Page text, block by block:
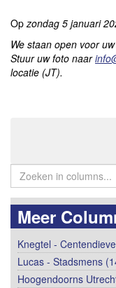
Opzondag 5 januari
We staan open voor
Stuur uw foto naar
locatie (JT).
Meer
Knegtel -
Lucas - Stadsmens
Hoogendoorns